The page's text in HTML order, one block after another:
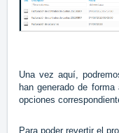
Una vez aquí,
han generado de
opciones
Para poder revertir el